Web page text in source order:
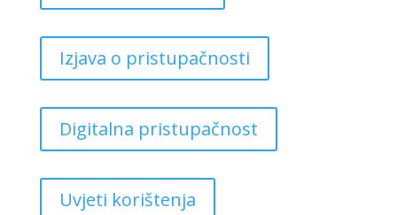
Izjava o pristupačnosti
Digitalna pristupačnost
Uvjeti korištenja